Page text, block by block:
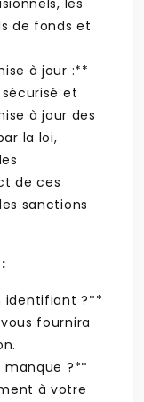
les
de fonds et
à jour :**
et
à jour des
la loi,
de ces
sanctions
identifiant ?**
fournira
?**
à votre